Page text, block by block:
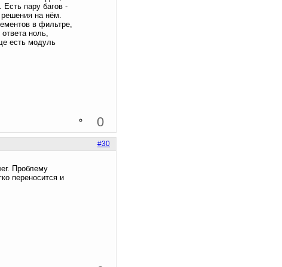
пару багов -
решения на нём.
в фильтре,
ноль,
есть модуль
0
#30
Проблему
переносится и